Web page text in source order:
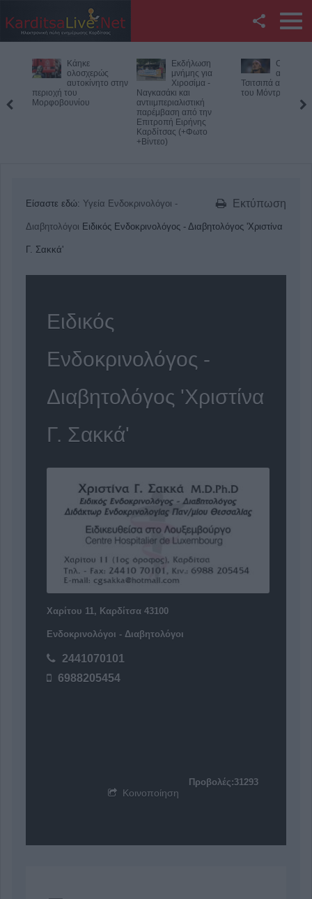
Twitter
YouTube
Αναζήτηση
KarditsaLive.Net
Κάηκε
ολοσχερώς
αυτοκίνητο στην
περιοχή του
Μορφοβουνίου
Εκδήλωση
μνήμης για
Χιροσίμα -
Ναγκασάκι και
αντιιμπεριαλιστική
παρέμβαση από την
Επιτροπή Ειρήνης
Καρδίτσας (+Φωτο
+Βίντεο)
Ο
Τσιτσιπά από το
του Μόντρεαλ
Εκτύπωση
Είσαστε εδώ: Υγεία Ενδοκρινολόγοι -
Διαβητολόγοι Ειδικός Ενδοκρινολόγος - Διαβητολόγος 'Χριστίνα
Γ. Σακκά'
Ειδικός
Ενδοκρινολόγος -
Διαβητολόγος 'Χριστίνα
Γ. Σακκά'
Χαρίτου 11, Καρδίτσα 43100
Ενδοκρινολόγοι - Διαβητολόγοι
2441070101
6988205454
Προβολές:31293
Κοινοποίηση